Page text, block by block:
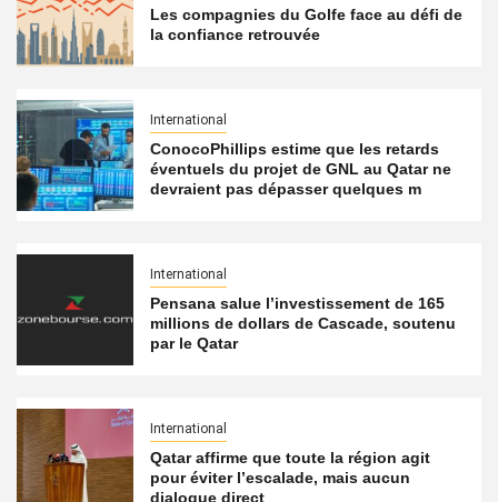
Les compagnies du Golfe face au défi de
la confiance retrouvée
International
ConocoPhillips estime que les retards
éventuels du projet de GNL au Qatar ne
devraient pas dépasser quelques m
International
Pensana salue l’investissement de 165
millions de dollars de Cascade, soutenu
par le Qatar
International
Qatar affirme que toute la région agit
pour éviter l’escalade, mais aucun
dialogue direct